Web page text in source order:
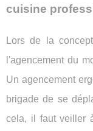
cuisine
Lors de la
l'agencement du
Un agencement
brigade de se
cela, il faut veiller